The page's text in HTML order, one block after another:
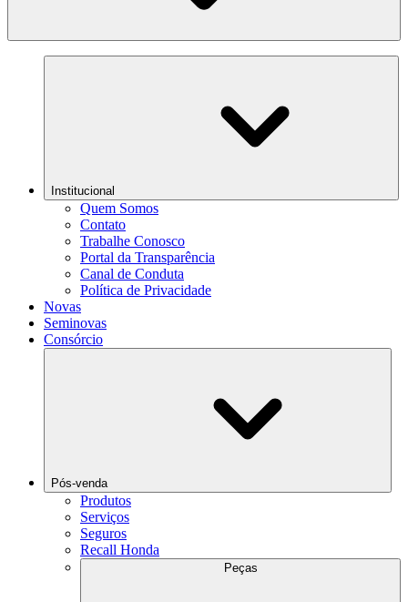
Institucional
Quem Somos
Contato
Trabalhe Conosco
Portal da Transparência
Canal de Conduta
Política de Privacidade
Novas
Seminovas
Consórcio
Pós-venda
Produtos
Serviços
Seguros
Recall Honda